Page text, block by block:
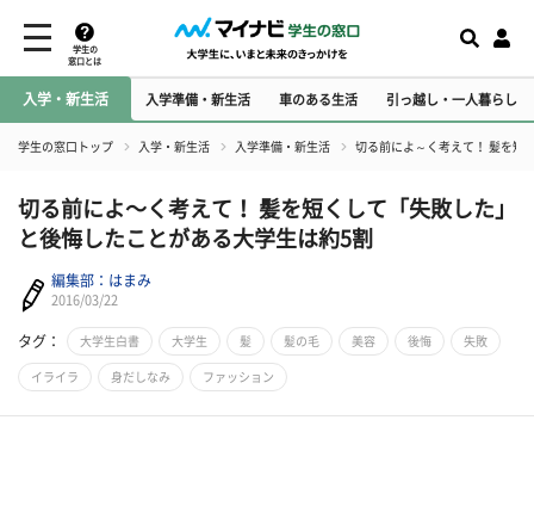
学生の
窓口とは
入学・新生活 入学準備・新生活 車のある生活 引っ越し・一人暮らし
学生の窓口トップ 入学・新生活 入学準備・新生活 切る前によ～く考えて！ 髪を短
切る前によ～く考えて！ 髪を短くして「失敗した」
と後悔したことがある大学生は約5割
編集部：はまみ
2016/03/22
タグ： 大学生白書 大学生 髪 髪の毛 美容 後悔 失敗
イライラ 身だしなみ ファッション